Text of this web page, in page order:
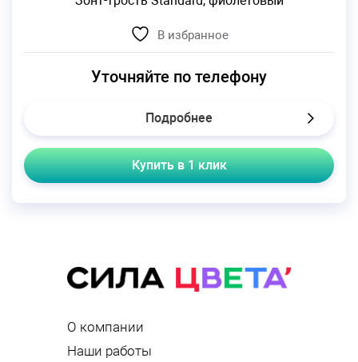
В избранное
Уточняйте по телефону
Подробнее
Купить в 1 клик
О компании
Наши работы